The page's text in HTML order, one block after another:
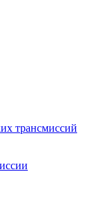
трансмиссий